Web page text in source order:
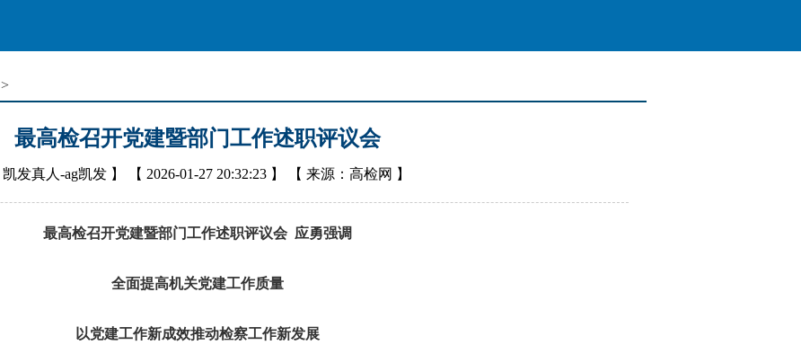
>
最高检召开党建暨部门工作述职评议会
凯发真人-ag凯发 】 【 2026-01-27 20:32:23 】 【 来源：高检网 】
最高检召开党建暨部门工作述职评议会 应勇强调
全面提高机关党建工作质量
以党建工作新成效推动检察工作新发展